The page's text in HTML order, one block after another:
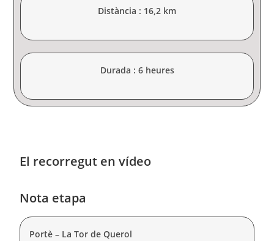
Distància : 16,2 km
Durada : 6 heures
El recorregut en vídeo
Nota etapa
Portè – La Tor de Querol